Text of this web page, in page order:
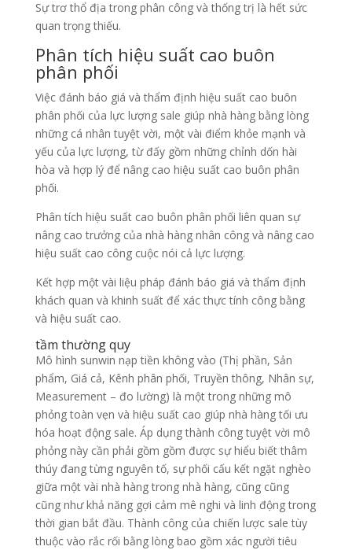
Sự trơ thổ địa trong phân công và thống trị là hết sức
quan trọng thiếu.
Phân tích hiệu suất cao buôn
phân phối
Việc đánh báo giá và thẩm định hiệu suất cao buôn
phân phối của lực lượng sale giúp nhà hàng bằng lòng
những cá nhân tuyệt vời, một vài điểm khỏe mạnh và
yếu của lực lượng, từ đấy gồm những chỉnh dốn hài
hòa và hợp lý để nâng cao hiệu suất cao buôn phân
phối.
Phân tích hiệu suất cao buôn phân phối liên quan sự
nâng cao trưởng của nhà hàng nhân công và nâng cao
hiệu suất cao công cuộc nói cả lực lượng.
Kết hợp một vài liệu pháp đánh báo giá và thẩm định
khách quan và khinh suất để xác thực tính công bằng
và hiệu suất cao.
tầm thường quy
Mô hình sunwin nạp tiền không vào (Thị phần, Sản
phẩm, Giá cả, Kênh phân phối, Truyền thông, Nhân sự,
Measurement – đo lường) là một trong những mô
phỏng toàn vẹn và hiệu suất cao giúp nhà hàng tối ưu
hóa hoạt động sale. Áp dụng thành công tuyệt vời mô
phỏng này cần phải gồm gồm được sự hiểu biết thâm
thúy đang từng nguyên tố, sự phối cấu kết ngặt nghèo
giữa một vài nhà hàng trong nhà hàng, cũng cũng
cũng như khả năng gợi cảm mê nghi và linh động trong
thời gian bắt đầu. Thành công của chiến lược sale tùy
thuộc vào rắc rối bằng lòng bao gồm xác người tiêu